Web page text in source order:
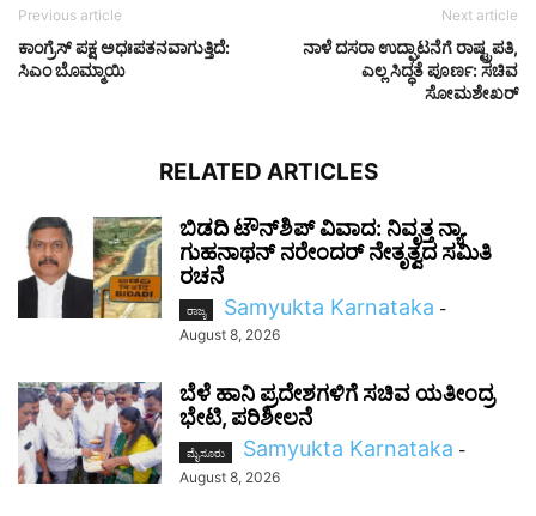
Previous article
ಕಾಂಗ್ರೆಸ್ ಪಕ್ಷ ಅಧಃಪತನವಾಗುತ್ತಿದೆ:
ಸಿಎಂ ಬೊಮ್ಮಾಯಿ
Next article
ನಾಳೆ ದಸರಾ ಉದ್ಘಾಟನೆಗೆ ರಾಷ್ಟ್ರಪತಿ,
ಎಲ್ಲ ಸಿದ್ಧತೆ ಪೂರ್ಣ: ಸಚಿವ
ಸೋಮಶೇಖರ್‌
RELATED ARTICLES
ಬಿಡದಿ ಟೌನ್‌ಶಿಪ್ ವಿವಾದ: ನಿವೃತ್ತ ನ್ಯಾ.
ಗುಹನಾಥನ್ ನರೇಂದರ್ ನೇತೃತ್ವದ ಸಮಿತಿ
ರಚನೆ
ರಾಜ್ಯ Samyukta Karnataka -
August 8, 2026
ಬೆಳೆ ಹಾನಿ ಪ್ರದೇಶಗಳಿಗೆ ಸಚಿವ ಯತೀಂದ್ರ
ಭೇಟಿ, ಪರಿಶೀಲನೆ
ಮೈಸೂರು Samyukta Karnataka -
August 8, 2026